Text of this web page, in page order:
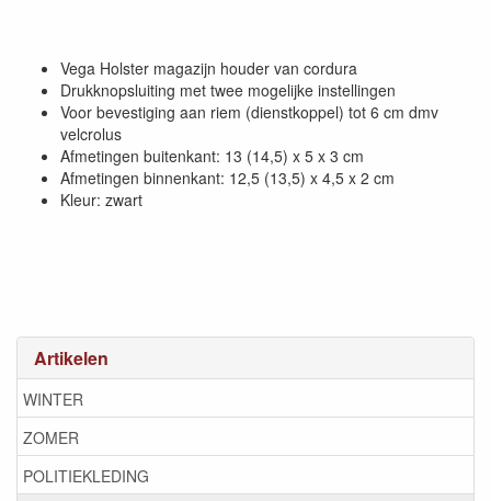
Artikelen
WINTER
ZOMER
POLITIEKLEDING
Vega Holster magazijn houder van cordura
Drukknopsluiting met twee mogelijke instellingen
Voor bevestiging aan riem (dienstkoppel) tot 6 cm dmv
velcrolus
Afmetingen buitenkant: 13 (14,5) x 5 x 3 cm
Afmetingen binnenkant: 12,5 (13,5) x 4,5 x 2 cm
Kleur: zwart